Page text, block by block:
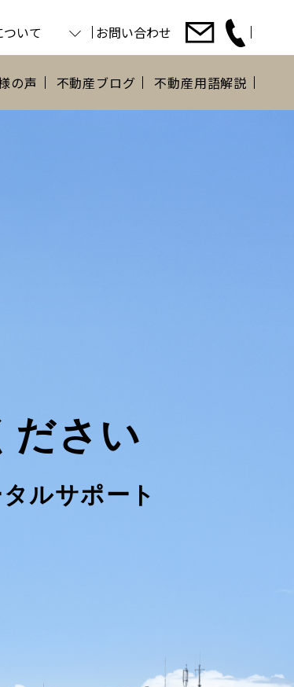
いて お問い合わせ
の声 不動産ブログ 不動産用語解説
ださい
タルサポート